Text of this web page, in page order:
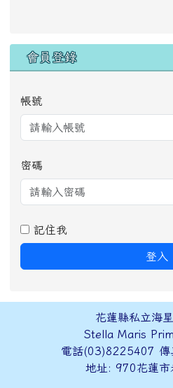
會員登錄
帳號
密碼
記住我
登入
頁尾區域內容花蓮縣私立海
Stella Maris
電話(03)8225407
地址: 970花蓮市